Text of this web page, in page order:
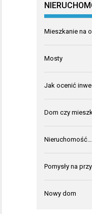
Mieszkanie na
Mosty
Jak ocenić
Dom czy
Pomysły na
Nowy dom